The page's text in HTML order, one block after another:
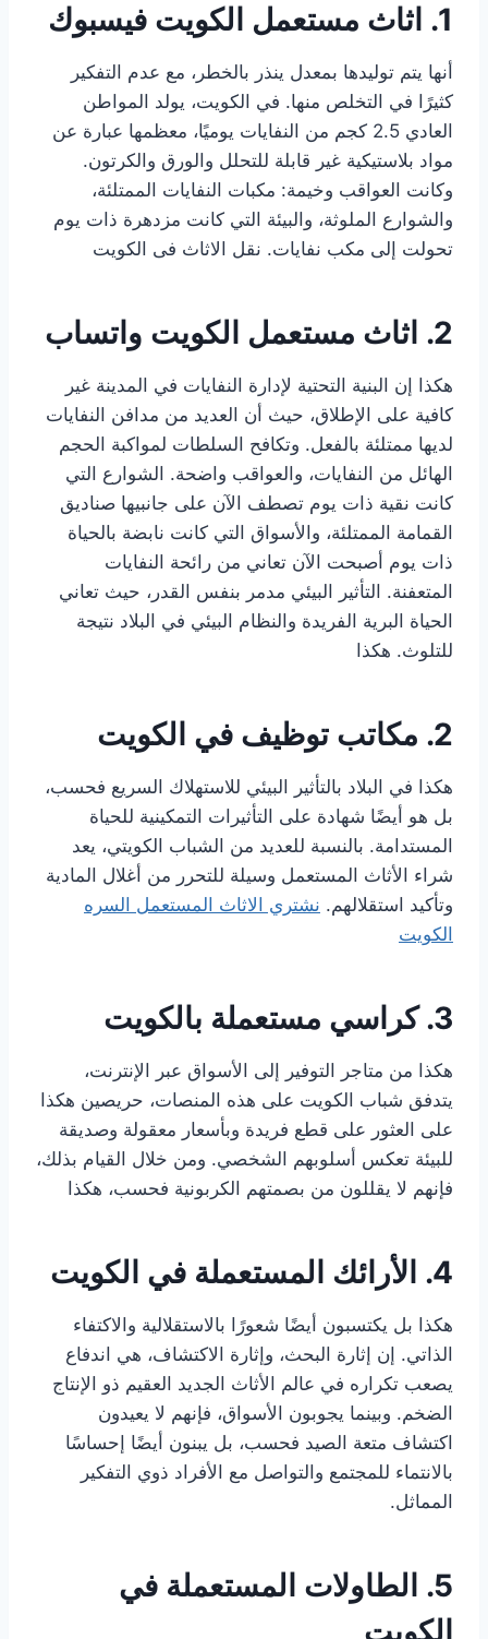
1. اثاث مستعمل الكويت فيسبوك
أنها يتم توليدها بمعدل ينذر بالخطر، مع عدم التفكير
كثيرًا في التخلص منها. في الكويت، يولد المواطن
العادي 2.5 كجم من النفايات يوميًا، معظمها عبارة عن
مواد بلاستيكية غير قابلة للتحلل والورق والكرتون.
وكانت العواقب وخيمة: مكبات النفايات الممتلئة،
والشوارع الملوثة، والبيئة التي كانت مزدهرة ذات يوم
تحولت إلى مكب نفايات. نقل الاثاث فى الكويت
2. اثاث مستعمل الكويت واتساب
هكذا إن البنية التحتية لإدارة النفايات في المدينة غير
كافية على الإطلاق، حيث أن العديد من مدافن النفايات
لديها ممتلئة بالفعل. وتكافح السلطات لمواكبة الحجم
الهائل من النفايات، والعواقب واضحة. الشوارع التي
كانت نقية ذات يوم تصطف الآن على جانبيها صناديق
القمامة الممتلئة، والأسواق التي كانت نابضة بالحياة
ذات يوم أصبحت الآن تعاني من رائحة النفايات
المتعفنة. التأثير البيئي مدمر بنفس القدر، حيث تعاني
الحياة البرية الفريدة والنظام البيئي في البلاد نتيجة
للتلوث. هكذا
2. مكاتب توظيف في الكويت
هكذا في البلاد بالتأثير البيئي للاستهلاك السريع فحسب،
بل هو أيضًا شهادة على التأثيرات التمكينية للحياة
المستدامة. بالنسبة للعديد من الشباب الكويتي، يعد
شراء الأثاث المستعمل وسيلة للتحرر من أغلال المادية
وتأكيد استقلالهم. نشتري الاثاث المستعمل السره
الكويت
3. كراسي مستعملة بالكويت
هكذا من متاجر التوفير إلى الأسواق عبر الإنترنت،
يتدفق شباب الكويت على هذه المنصات، حريصين هكذا
على العثور على قطع فريدة وبأسعار معقولة وصديقة
للبيئة تعكس أسلوبهم الشخصي. ومن خلال القيام بذلك،
فإنهم لا يقللون من بصمتهم الكربونية فحسب، هكذا
4. الأرائك المستعملة في الكويت
هكذا بل يكتسبون أيضًا شعورًا بالاستقلالية والاكتفاء
الذاتي. إن إثارة البحث، وإثارة الاكتشاف، هي اندفاع
يصعب تكراره في عالم الأثاث الجديد العقيم ذو الإنتاج
الضخم. وبينما يجوبون الأسواق، فإنهم لا يعيدون
اكتشاف متعة الصيد فحسب، بل يبنون أيضًا إحساسًا
بالانتماء للمجتمع والتواصل مع الأفراد ذوي التفكير
المماثل.
5. الطاولات المستعملة في
الكويت